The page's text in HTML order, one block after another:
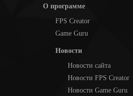
О программе
FPS Creator
Game Guru
Новости
Новости сайта
Новости FPS Creator
Новости Game Guru